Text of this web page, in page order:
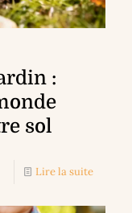
:
sol
Lire la suite